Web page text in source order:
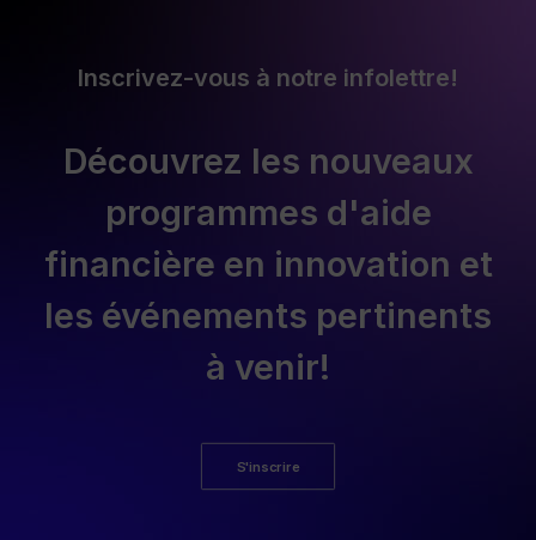
Inscrivez-vous à notre infolettre!
Découvrez les nouveaux
programmes d'aide
financière en innovation et
les événements pertinents
à venir!
S'inscrire